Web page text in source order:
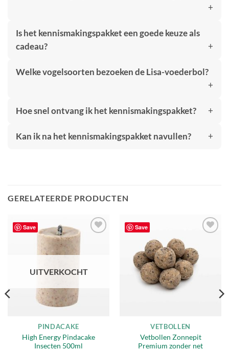
Is het kennismakingspakket een goede keuze als
cadeau?
Welke vogelsoorten bezoeken de Lisa-voederbol?
Hoe snel ontvang ik het kennismakingspakket?
Kan ik na het kennismakingspakket navullen?
GERELATEERDE PRODUCTEN
Save
verlanglijst
UITVERKOCHT
PINDACAKE
High Energy Pindacake
Insecten 500ml
Save
verlanglijst
VETBOLLEN
Vetbollen Zonnepit
Premium zonder net